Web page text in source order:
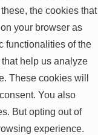
the cookies that
your browser as
functionalities of the
help us analyze
These cookies will
You also
But opting out of
experience.